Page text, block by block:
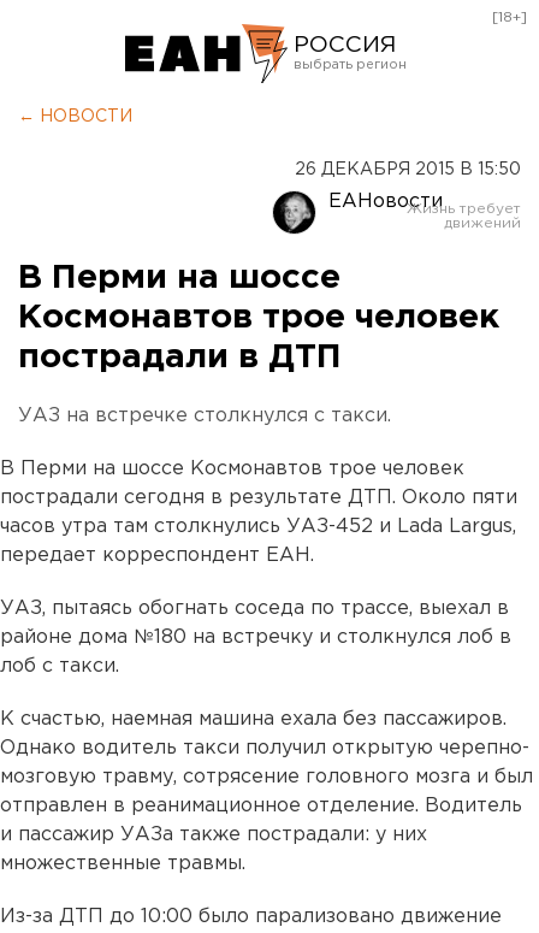
РОССИЯ
Оренбург
[18+]
← НОВОСТИ
26 ДЕКАБРЯ 2015 В 15:50
ЕАНовости
В Перми на шоссе
Космонавтов трое человек
пострадали в ДТП
УАЗ на встречке столкнулся с такси.
В Перми на шоссе Космонавтов трое человек
пострадали сегодня в результате ДТП. Около пяти
часов утра там столкнулись УАЗ-452 и Lada Largus,
передает корреспондент ЕАН.
УАЗ, пытаясь обогнать соседа по трассе, выехал в
районе дома №180 на встречку и столкнулся лоб в
лоб с такси.
К счастью, наемная машина ехала без пассажиров.
Однако водитель такси получил открытую черепно-
мозговую травму, сотрясение головного мозга и был
отправлен в реанимационное отделение. Водитель
и пассажир УАЗа также пострадали: у них
множественные травмы.
Из-за ДТП до 10:00 было парализовано движение